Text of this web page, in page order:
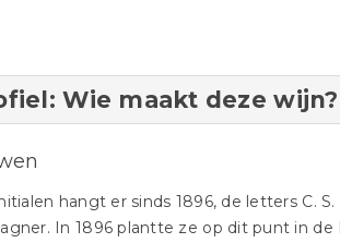
Wie maakt deze wijn?
hangt er sinds 1896, de letters C. S.
In 1896 plantte ze op dit punt in de